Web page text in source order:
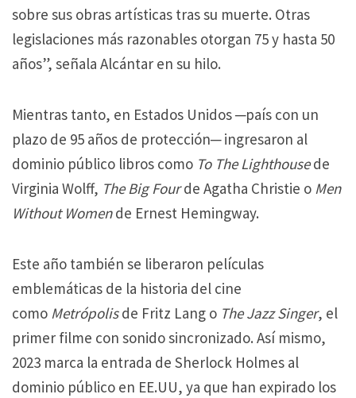
sobre sus obras artísticas tras su muerte. Otras
legislaciones más razonables otorgan 75 y hasta 50
años”, señala Alcántar en su hilo.
Mientras tanto, en Estados Unidos ─país con un
plazo de 95 años de protección─ ingresaron al
dominio público libros como To The Lighthousede
Virginia Wolff, The Big Fourde Agatha Christie o Men
Without Womende Ernest Hemingway.
Este año también se liberaron películas
emblemáticas de la historia del cine
como Metrópolisde Fritz Lang o The Jazz Singer, el
primer filme con sonido sincronizado. Así mismo,
2023 marca la entrada de Sherlock Holmes al
dominio público en EE.UU, ya que han expirado los